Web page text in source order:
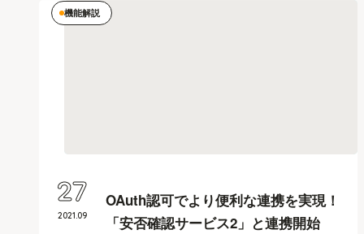
機能解説
OAuth認可でより便利な連携を実現！
「安否確認サービス2」と連携開始
2021.09
27